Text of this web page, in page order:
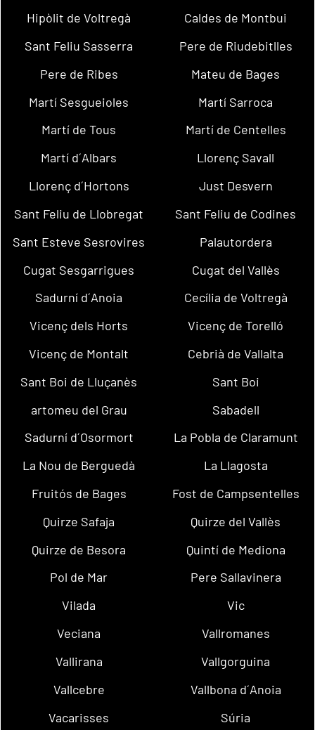
Hipòlit de Voltregà
Caldes de Montbui
Sant Feliu Sasserra
Pere de Riudebitlles
Pere de Ribes
Mateu de Bages
Martí Sesgueioles
Martí Sarroca
Martí de Tous
Martí de Centelles
Martí d´Albars
Llorenç Savall
Llorenç d´Hortons
Just Desvern
Sant Feliu de Llobregat
Sant Feliu de Codines
Sant Esteve Sesrovires
Palautordera
Cugat Sesgarrigues
Cugat del Vallès
Sadurní d´Anoia
Cecília de Voltregà
Vicenç dels Horts
Vicenç de Torelló
Vicenç de Montalt
Cebrià de Vallalta
Sant Boi de Lluçanès
Sant Boi
artomeu del Grau
Sabadell
Sadurní d´Osormort
La Pobla de Claramunt
La Nou de Berguedà
La Llagosta
Fruitós de Bages
Fost de Campsentelles
Quirze Safaja
Quirze del Vallès
Quirze de Besora
Quintí de Mediona
Pol de Mar
Pere Sallavinera
Vilada
Vic
Veciana
Vallromanes
Vallirana
Vallgorguina
Vallcebre
Vallbona d´Anoia
Vacarisses
Súria